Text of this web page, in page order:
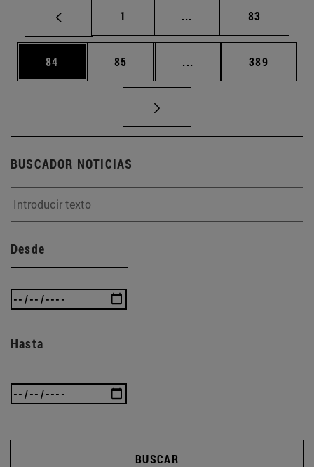
Página
1 ... Páginas intermedias
Página
83
Página
84 Página
85 ... Páginas intermedias
Página
389
BUSCADOR NOTICIAS
Desde
Hasta
BUSCAR